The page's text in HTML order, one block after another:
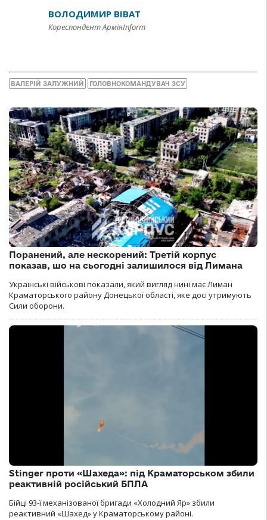
ВОЛОДИМИР ВІВАТ
Кореспондент АрміяInform
ВАЛЕРІЙ ЗАЛУЖНИЙ ГОЛОВНОКОМАНДУВАЧ ЗСУ
Поранений, але нескорений: Третій корпус
показав, шо на сьогодні залишилося від Лимана
Українські військові показали, який вигляд нині має Лиман
Краматорського району Донецької області, яке досі утримують
Сили оборони.
Stinger проти «Шахеда»: під Краматорськом збили
реактивній російський БПЛА
Бійці 93-ї механізованої бригади «Холодний Яр» збили
реактивний «Шахед» у Краматорському районі.